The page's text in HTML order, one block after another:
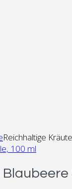
Reichhaltige